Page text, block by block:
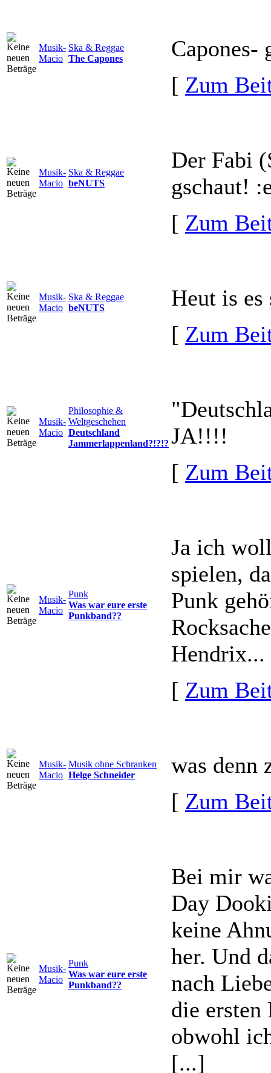
Musik-
Macio
Ska & Reggae
The Capones
Capones-
[ Zum
Musik-
Macio
Ska & Reggae
beNUTS
Der Fabi
gschaut!
[ Zum
Musik-
Macio
Ska & Reggae
beNUTS
Heut is
[ Zum
Musik-
Macio
Philosophie &
Weltgeschehen
Deutschland
Jammerlappenland?!?!? JA!!!!
[ Zum
Musik-
Macio
Punk
Was war eure erste
Punkband??
Ja ich
spielen,
Punk
Hendrix...
[ Zum
Musik-
Macio
Musik ohne Schranken
Helge Schneider
was denn
[ Zum
Musik-
Macio
Punk
Was war eure erste
Punkband??
Bei mir
Day
keine
her. Und
nach
die ersten
obwohl
[...]